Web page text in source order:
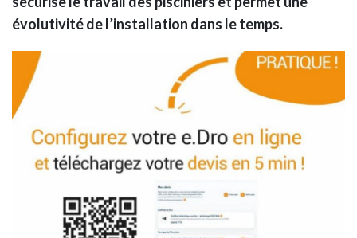
évolutivité de l’installation dans le temps.